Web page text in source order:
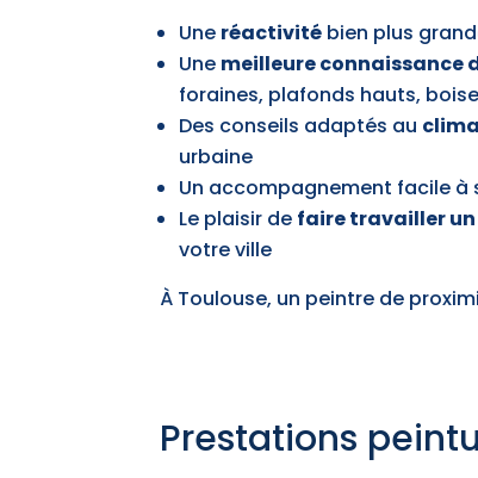
Une réactivité bien plus
Une meilleure connaissance
foraines, plafonds hauts,
Des conseils adaptés au
urbaine
Un accompagnement facile à
Le plaisir de faire travailler
votre ville
À Toulouse, un peintre de
Prestations